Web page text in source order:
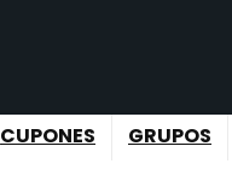
CUPONES GRUPOS